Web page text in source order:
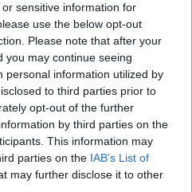
sensitive information for
use the below opt-out
Please note that after your
you may continue seeing
personal information utilized by
to third parties prior to
opt-out of the further
by third parties on the
This information may
parties on the IAB’s List of
may further disclose it to other
00:00:30
Vilniaus r.: dviejų moterų ir
00:00:57
karštas: temperatūra kils iki